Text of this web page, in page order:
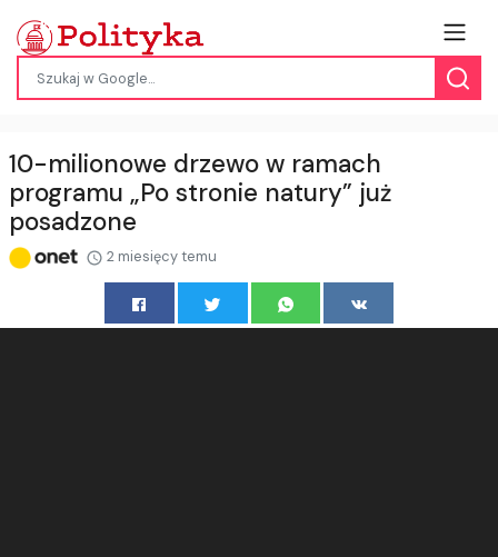
10-milionowe drzewo w ramach
programu „Po stronie natury” już
posadzone
2 miesięcy temu